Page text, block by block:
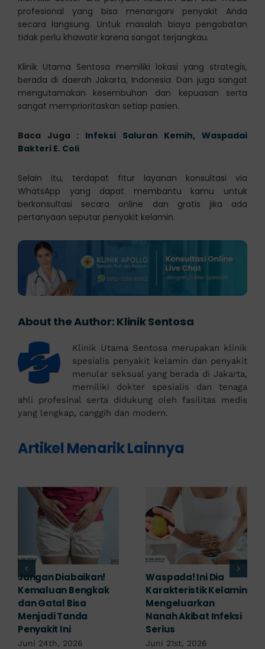
profesional yang bisa menangani penyakit Anda
secara langsung. Untuk masalah biaya pengobatan
tidak perlu khawatir karena sangat terjangkau.
Klinik Utama Sentosa memiliki lokasi yang strategis,
berada di daerah Jakarta, Indonesia. Dan juga sangat
mengutamakan kesembuhan dan kepuasan serta
sangat memprioritaskan setiap pasien.
Baca Juga : Infeksi Saluran Kemih, Waspadai
Bakteri E. Coli
Selain itu, terdapat fitur layanan konsultasi via
WhatsApp yang dapat membantu kamu untuk
berkonsultasi secara online dan gratis jika ada
pertanyaan seputar penyakit kelamin.
About the Author: Klinik Sentosa
Klinik Utama Sentosa merupakan klinik
spesialis penyakit kelamin dan penyakit
menular seksual yang berada di Jakarta,
memiliki dokter spesialis dan tenaga
ahli profesinal serta didukung oleh fasilitas medis
yang lengkap, canggih dan modern.
Artikel Menarik Lainnya
Banyak yang
Mengabaikan,
Padahal Habis
Berhubungan
Kemaluan Gatal Bisa
Jadi Tanda IMS!
Tampak Ringan,
Waspada Ini Gejala
Kutil Kelamin yang
Berbahaya!
Juni 14th, 2026